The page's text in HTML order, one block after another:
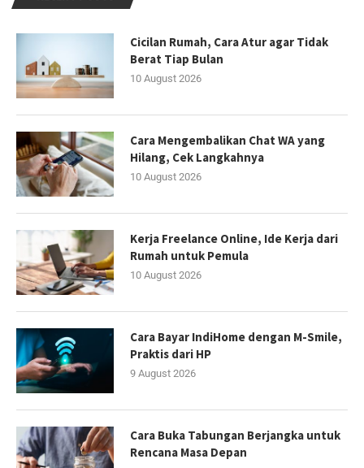
Cicilan Rumah, Cara Atur agar Tidak
Berat Tiap Bulan
10 August 2026
Cara Mengembalikan Chat WA yang
Hilang, Cek Langkahnya
10 August 2026
Kerja Freelance Online, Ide Kerja dari
Rumah untuk Pemula
10 August 2026
Cara Bayar IndiHome dengan M-Smile,
Praktis dari HP
9 August 2026
Cara Buka Tabungan Berjangka untuk
Rencana Masa Depan